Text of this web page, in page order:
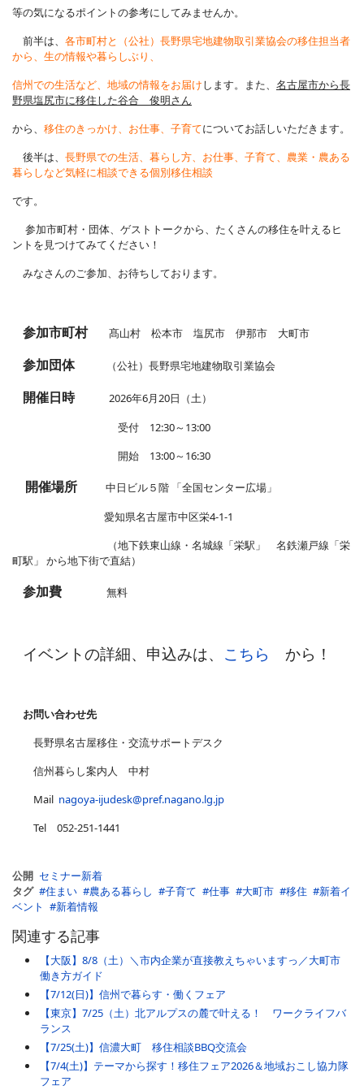
等の気になるポイントの参考にしてみませんか。
前半は、 各市町村と（公社）長野県宅地建物取引業協会の移住担当者
から、生の情報や暮らしぶり、
信州での生活など、地域の情報をお届けします。また、 名古屋市から長
野県塩尻市に移住した谷合 俊明さん
から、 移住のきっかけ、お仕事、子育てについてお話しいただきます。
後半は、 長野県での生活、暮らし方、お仕事、子育て、農業・農ある
暮らしなど気軽に相談できる個別移住相談
です。
参加市町村・団体、ゲストトークから、たくさんの移住を叶えるヒ
ントを見つけてみてください！
みなさんのご参加、お待ちしております。
参加市町村髙山村 松本市 塩尻市 伊那市 大町市
参加団体（公社）長野県宅地建物取引業協会
開催日時
2026年6月20日（土）
受付 12:30～13:00
開始 13:00～16:30
開催場所
中日ビル５階 「全国センター広場」
愛知県名古屋市中区栄4-1-1
（地下鉄東山線・名城線「栄駅」 名鉄瀬戸線「栄
町駅」 から地下街で直結）
参加費 無料
イベントの詳細、申込みは、 こちら から！
お問い合わせ先
長野県名古屋移住・交流サポートデスク
信州暮らし案内人 中村
Mail nagoya-ijudesk@pref.nagano.lg.jp
Tel 052-251-1441
公開 セミナー新着
タグ
住まい 農ある暮らし 子育て 仕事 大町市 移住
新着イ
ベント
新着情報
関連する記事
【大阪】8/8（土）＼市内企業が直接教えちゃいますっ／大町市
働き方ガイド
【7/12(日)】信州で暮らす・働くフェア
【東京】7/25（土）北アルプスの麓で叶える！ ワークライフバ
ランス
【7/25(土)】信濃大町 移住相談BBQ交流会
【7/4(土)】テーマから探す！移住フェア2026＆地域おこし協力隊
フェア